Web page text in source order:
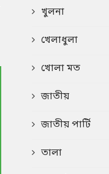
খুলনা
খেলাধুলা
খোলা মত
জাতীয়
জাতীয় পার্টি
তালা